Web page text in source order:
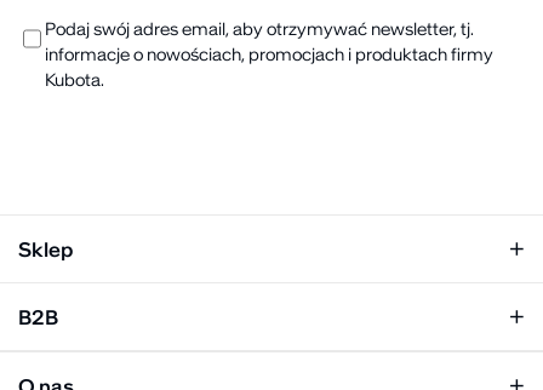
Podaj swój adres email, aby otrzymywać newsletter, tj.
informacje o nowościach, promocjach i produktach firmy
Kubota.
Sklep
Klapki męskie
Mężczyzna
B2B